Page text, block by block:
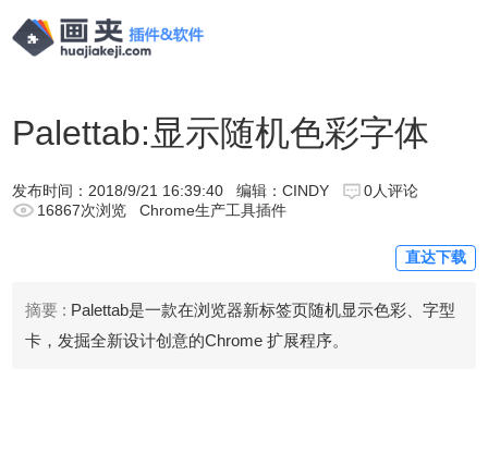
Palettab:显示随机色彩字体
发布时间： 2018/9/21 16:39:40 编辑：CINDY
0人评论
16867次浏览
Chrome生产工具插件
直达下载
摘要 : Palettab是一款在浏览器新标签页随机显示色彩、字型
卡，发掘全新设计创意的Chrome 扩展程序。